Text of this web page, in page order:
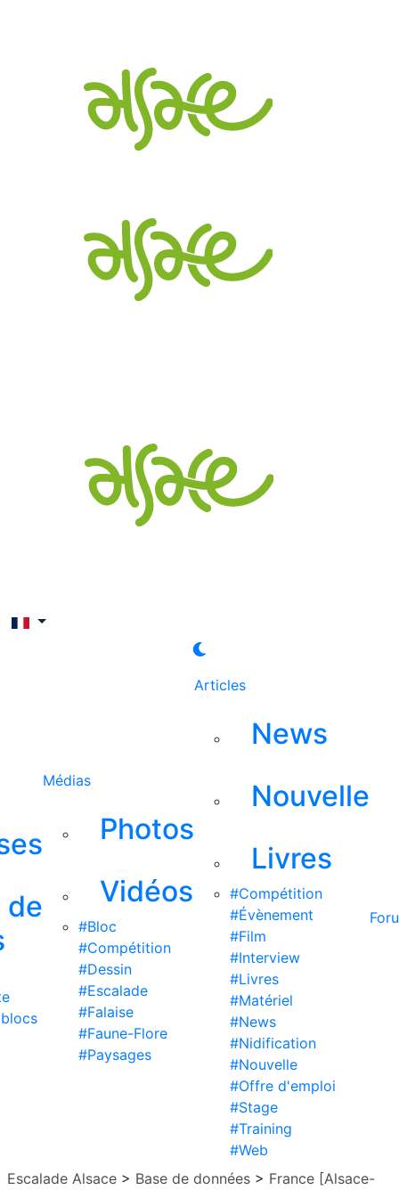
de
Médias
Photos
Vidéos
#Bloc
#Compétition
#Dessin
#Escalade
#Falaise
#Faune-Flore
#Paysages
Articles
News
Nouvelle
Livres
#Compétition
#Évènement
#Film
#Interview
#Livres
#Matériel
#News
#Nidification
#Nouvelle
#Offre d'emploi
#Stage
#Training
#Web
Escalade Alsace > Base de données > France [Alsace-